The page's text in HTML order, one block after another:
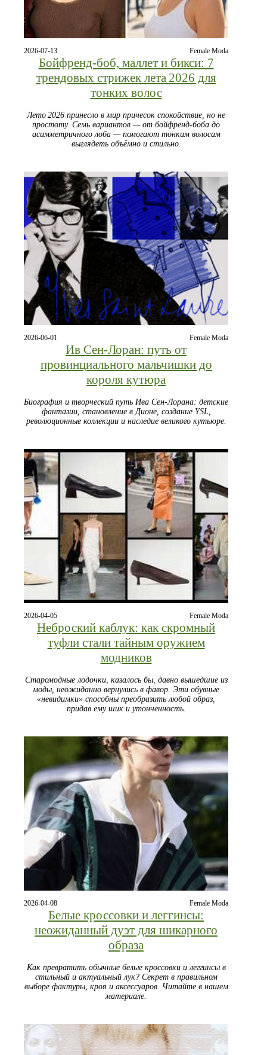
2026-07-13 Female Moda
Бойфренд‑боб, маллет и бикси: 7
трендовых стрижек лета 2026 для
тонких волос
Лето 2026 принесло в мир причесок спокойствие, но не
простоту. Семь вариантов — от бойфренд‑боба до
асимметричного лоба — помогают тонким волосам
выглядеть объёмно и стильно.
2026-06-01 Female Moda
Ив Сен-Лоран: путь от
провинциального мальчишки до
короля кутюра
Биография и творческий путь Ива Сен-Лорана: детские
фантазии, становление в Дионе, создание YSL,
революционные коллекции и наследие великого кутьюре.
2026-04-05 Female Moda
Неброский каблук: как скромный
туфли стали тайным оружием
модников
Старомодные лодочки, казалось бы, давно вышедшие из
моды, неожиданно вернулись в фавор. Эти обувные
«невидимки» способны преобразить любой образ,
придав ему шик и утонченность.
2026-04-08 Female Moda
Белые кроссовки и леггинсы:
неожиданный дуэт для шикарного
образа
Как превратить обычные белые кроссовки и леггинсы в
стильный и актуальный лук? Секрет в правильном
выборе фактуры, кроя и аксессуаров. Читайте в нашем
материале.